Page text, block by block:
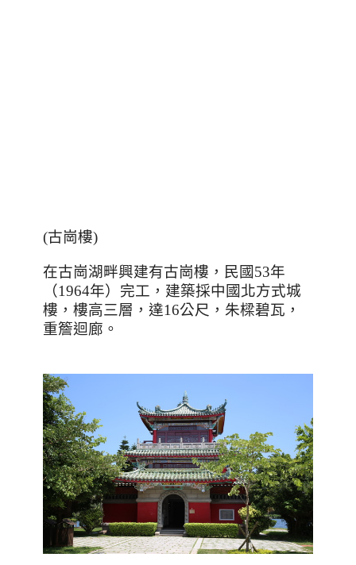
(古崗樓)
在古崗湖畔興建有古崗樓，民國53年
（1964年）完工，建築採中國北方式城
樓，樓高三層，達16公尺，朱樑碧瓦，
重簷迴廊。